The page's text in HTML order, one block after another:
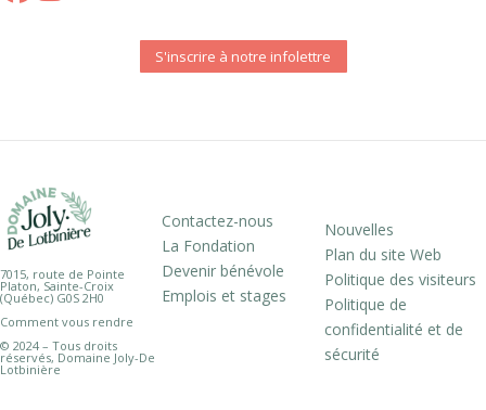
S'inscrire à notre infolettre
7015, route de Pointe
Platon, Sainte-Croix
(Québec) G0S 2H0
Comment vous rendre
© 2024 – Tous droits
réservés, Domaine Joly-De
Lotbinière
Contactez-nous
La Fondation
Devenir bénévole
Emplois et stages
Nouvelles
Plan du site Web
Politique des visiteurs
Politique de
confidentialité et de
sécurité